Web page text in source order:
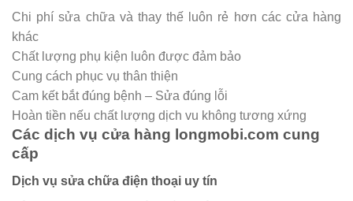
Chi phí sửa chữa và thay thế luôn rẻ hơn các cửa hàng
khác
Chất lượng phụ kiện luôn được đảm bảo
Cung cách phục vụ thân thiện
Cam kết bắt đúng bệnh – Sửa đúng lỗi
Hoàn tiền nếu chất lượng dịch vu không tương xứng
Các dịch vụ cửa hàng longmobi.com cung
cấp
Dịch vụ sửa chữa điện thoại uy tín